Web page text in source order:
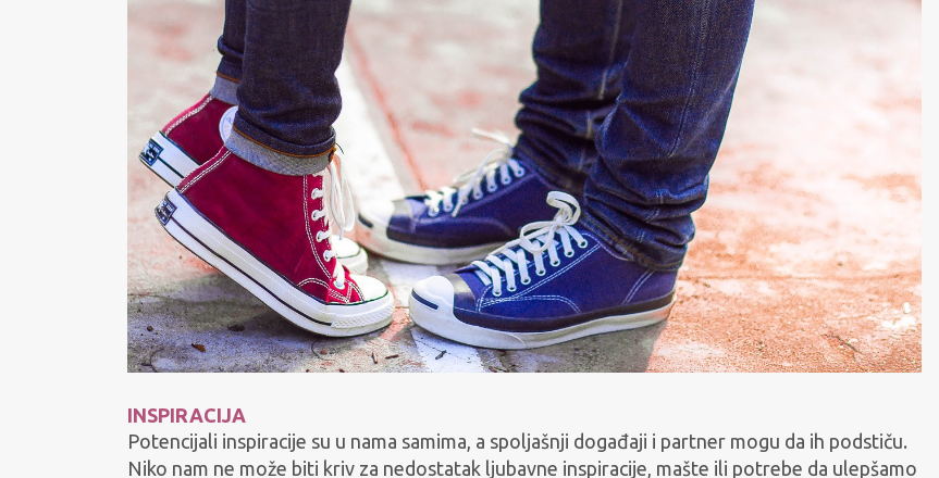
INSPIRACIJA
Potencijali inspiracije su u nama samima, a spoljašnji događaji i partner mogu da ih podstiču.
Niko nam ne može biti kriv za nedostatak ljubavne inspiracije, mašte ili potrebe da ulepšamo